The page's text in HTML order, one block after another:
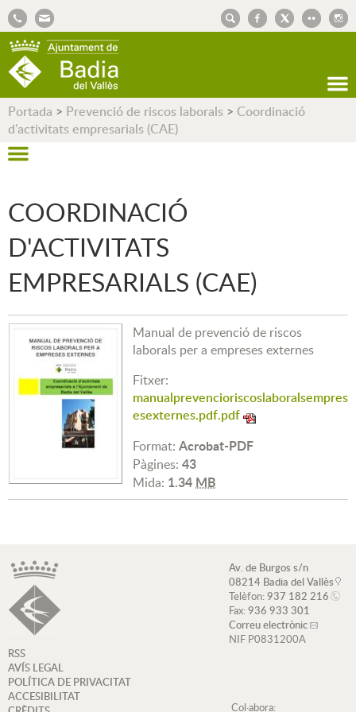
Portada > Prevenció de riscos laborals > Coordinació
d'activitats empresarials (CAE)
COORDINACIÓ
D'ACTIVITATS
EMPRESARIALS (CAE)
Manual de prevenció de riscos
laborals per a empreses externes
Fitxer:
manualprevencioriscoslaboralsempres
esexternes.pdf.pdf
Format: Acrobat-PDF
Pàgines: 43
Mida: 1.34 MB
Av. de Burgos s/n
08214 Badia del Vallès
Telèfon:937 182 216
Fax:936 933 301
Correu electrònic
NIF P0831200A
RSS
AVÍS LEGAL
POLÍTICA DE PRIVACITAT
ACCESIBILITAT
Col·abora: